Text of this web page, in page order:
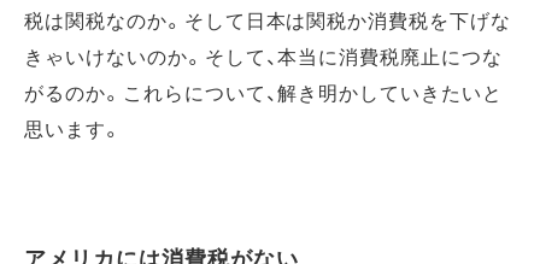
税は関税なのか。そして日本は関税か消費税を下げな
きゃいけないのか。そして、本当に消費税廃止につな
がるのか。これらについて、解き明かしていきたいと
思います。